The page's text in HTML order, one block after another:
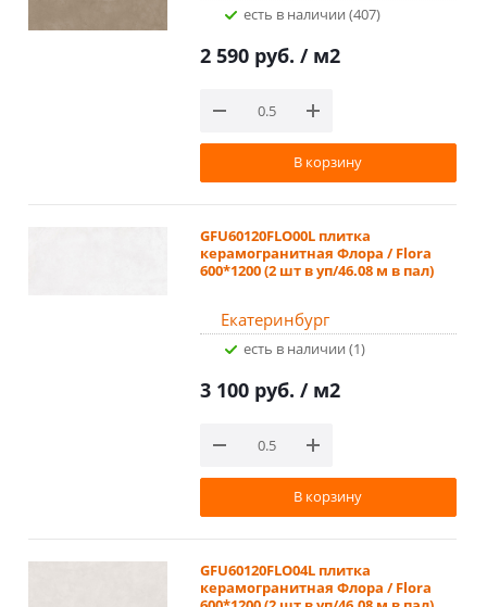
Есть в наличии (407)
2 590 руб. / м2
В корзину
GFU60120FLO00L плитка
керамогранитная Флора / Flora
600*1200 (2 шт в уп/46.08 м в пал)
Екатеринбург
Есть в наличии (1)
3 100 руб. / м2
В корзину
GFU60120FLO04L плитка
керамогранитная Флора / Flora